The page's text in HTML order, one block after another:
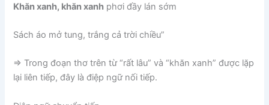
Khăn xanh, khăn xanh phơi đầy lán sớm
Sách áo mở tung, trắng cả trời chiều”
=> Trong đoạn thơ trên từ “rất lâu” và “khăn xanh” được lặp
lại liên tiếp, đây là điệp ngữ nối tiếp.